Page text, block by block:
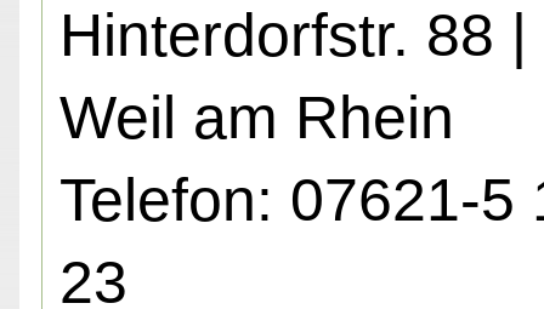
Hinterdorfstr. 88
Weil am Rhein
Telefon: 07621-5
23